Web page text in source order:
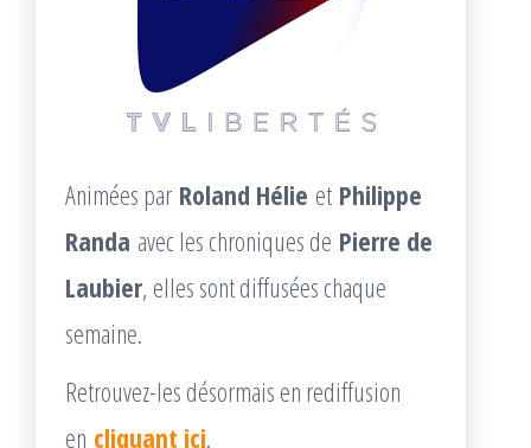
Animées par Roland Hélie et Philippe
Randa avec les chroniques de Pierre de
Laubier, elles sont diffusées chaque
semaine.
Retrouvez-les désormais en rediffusion
en cliquant ici.